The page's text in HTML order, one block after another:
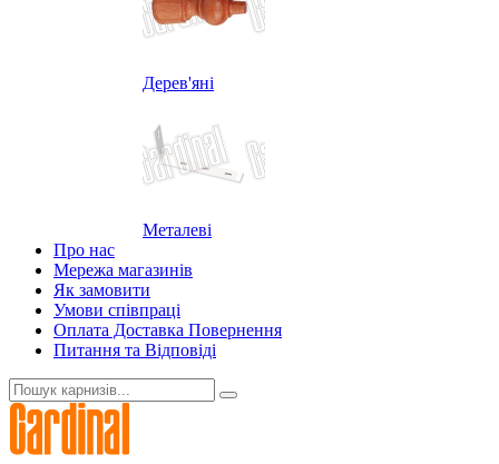
Дерев'яні
Металеві
Про нас
Мережа магазинів
Як замовити
Умови співпраці
Оплата Доставка Повернення
Питання та Відповіді